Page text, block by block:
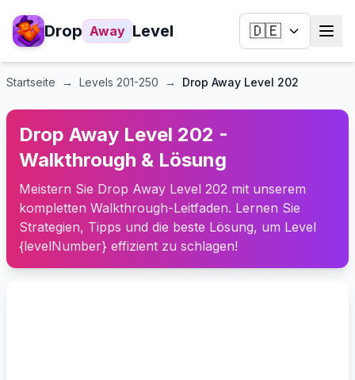
Drop Away Level 🇩🇪
Startseite → Levels 201-250 → Drop Away Level 202
Drop Away Level 202 -
Walkthrough & Lösung
Meistern Sie Drop Away Level 202 mit unserem
kompletten Walkthrough-Leitfaden. Lernen Sie
Strategien, Tipps und die beste Lösung, um Level
{levelNumber} effizient zu schlagen!